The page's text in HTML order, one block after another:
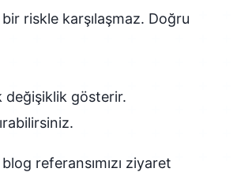
riskle karşılaşmaz. Doğru
değişiklik gösterir.
referansımızı ziyaret